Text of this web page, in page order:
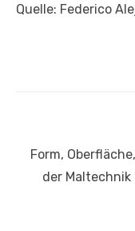
Quelle: Federico
Vorheriger
Form,
der